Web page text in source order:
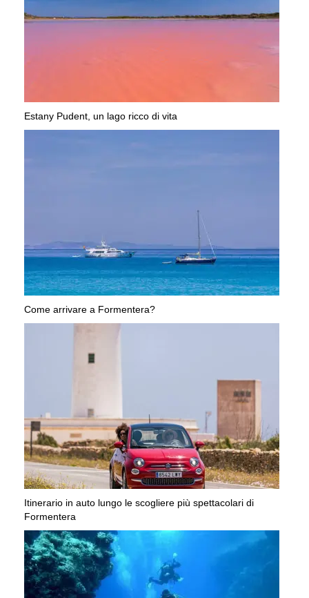
Estany Pudent, un lago ricco di vita
Come arrivare a Formentera?
Itinerario in auto lungo le scogliere più spettacolari di
Formentera